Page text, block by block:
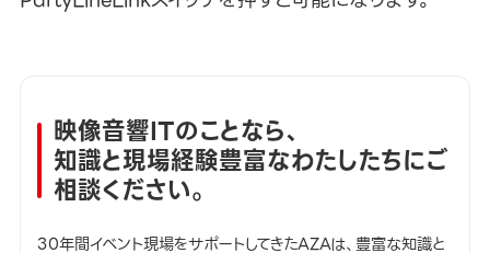
映像音響ITのことなら、
知識と現場経験豊富なわたしたちにご
相談ください。
30年間イベント現場をサポートしてきたAZAは、豊富な知識と